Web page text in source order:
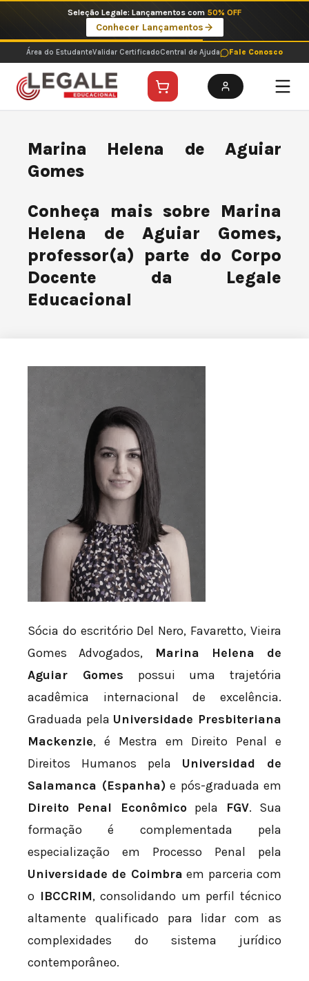
o
conteúdo
Seleção Legale: Lançamentos com 50% OFF
Conhecer Lançamentos
Área do EstudanteValidar CertificadoCentral de Ajuda Fale Conosco
Marina Helena de Aguiar
Gomes
Conheça mais sobre Marina
Helena de Aguiar Gomes,
professor(a) parte do Corpo
Docente da Legale
Educacional
Sócia do escritório Del Nero, Favaretto, Vieira
Gomes Advogados,
Marina Helena de
Aguiar Gomes possui uma trajetória
acadêmica internacional de excelência.
Graduada pela Universidade Presbiteriana
Mackenzie, é Mestra em Direito Penal e
Direitos Humanos pela Universidad de
Salamanca (Espanha)e pós-graduada em
Direito Penal Econômicopela FGV. Sua
formação é complementada pela
especialização em Processo Penal pela
Universidade de Coimbra em parceria com
o IBCCRIM, consolidando um perfil técnico
altamente qualificado para lidar com as
complexidades do sistema jurídico
contemporâneo.